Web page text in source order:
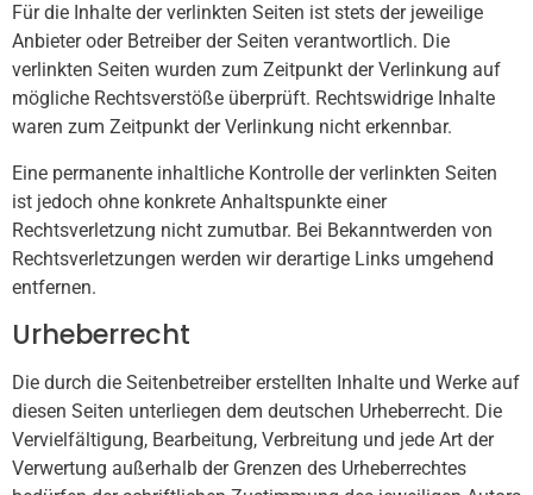
Für die Inhalte der verlinkten Seiten ist stets der jeweilige
Anbieter oder Betreiber der Seiten verantwortlich. Die
verlinkten Seiten wurden zum Zeitpunkt der Verlinkung auf
mögliche Rechtsverstöße überprüft. Rechtswidrige Inhalte
waren zum Zeitpunkt der Verlinkung nicht erkennbar.
Eine permanente inhaltliche Kontrolle der verlinkten Seiten
ist jedoch ohne konkrete Anhaltspunkte einer
Rechtsverletzung nicht zumutbar. Bei Bekanntwerden von
Rechtsverletzungen werden wir derartige Links umgehend
entfernen.
Urheberrecht
Die durch die Seitenbetreiber erstellten Inhalte und Werke auf
diesen Seiten unterliegen dem deutschen Urheberrecht. Die
Vervielfältigung, Bearbeitung, Verbreitung und jede Art der
Verwertung außerhalb der Grenzen des Urheberrechtes